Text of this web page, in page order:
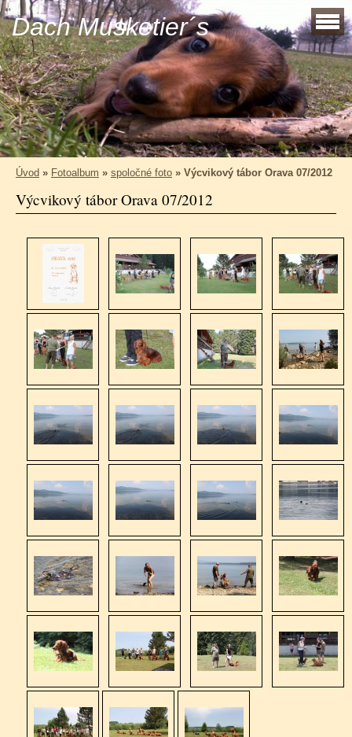
Dach Musketier´s
Úvod » Fotoalbum » spoločné foto » Výcvikový tábor Orava 07/2012
Výcvikový tábor Orava 07/2012